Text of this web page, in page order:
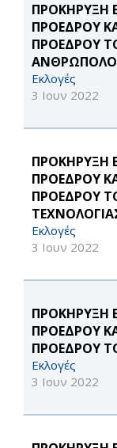
ΠΡΟΚΗΡΥΞΗ
ΠΡΟΕΔΡΟΥ
ΠΡΟΕΔΡΟΥ
Εκλογές
3 Ιουν 2022
ΠΡΟΚΗΡΥΞΗ
ΠΡΟΕΔΡΟΥ
ΠΡΟΕΔΡΟΥ
Εκλογές
3 Ιουν 2022
ΠΡΟΚΗΡΥΞΗ
ΠΡΟΕΔΡΟΥ
ΠΡΟΕΔΡΟΥ
Εκλογές
3 Ιουν 2022